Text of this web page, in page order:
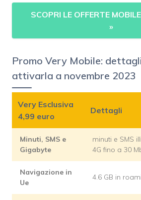
SCOPRI LE OFFERTE
»
Promo Very Mobile:
attivarla a novembre 2023
Very Esclusiva
4,99 euro
Dettagli
Minuti, SMS e
Gigabyte
minuti e SMS
4G fino a 30
Navigazione in
Ue
4.6 GB in